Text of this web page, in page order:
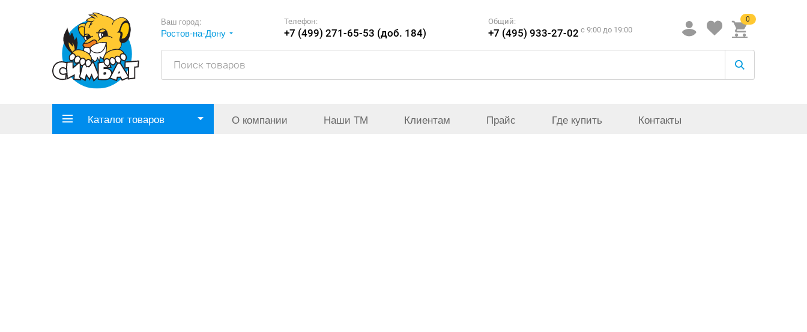
Ваш город:
Ростов-на-Дону
Телефон:
+7 (499) 271-65-53 (доб. 184)
Общий:
+7 (495) 933-27-02 c 9:00 до 19:00
0
Каталог товаров О компании Наши ТМ Клиентам Прайс Где купить Контакты